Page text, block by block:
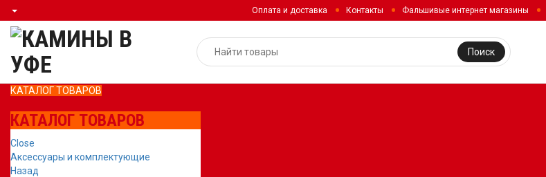
Оплата и доставка Контакты Фальшивые интернет магазины
Поиск
КАТАЛОГ ТОВАРОВ
КАТАЛОГ ТОВАРОВ
Close
Аксессуары и комплектующие
Назад